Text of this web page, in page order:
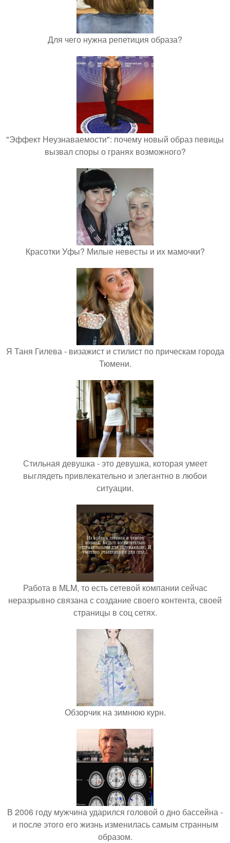
Для чего нужна репетиция образа?
"Эффект Неузнаваемости": почему новый образ певицы
вызвал споры о гранях возможного?
Красотки Уфы? Милые невесты и их мамочки?
Я Таня Гилева - визажист и стилист по прическам города
Тюмени.
Стильная девушка - это девушка, которая умеет
выглядеть привлекательно и элегантно в любои
ситуации.
Работа в MLM, то есть сетевой компании сейчас
неразрывно связана с создание своего контента, своей
страницы в соц сетях.
Обзорчик на зимнюю курн.
В 2006 году мужчина ударился головой о дно бассейна -
и после этого его жизнь изменилась самым странным
образом.